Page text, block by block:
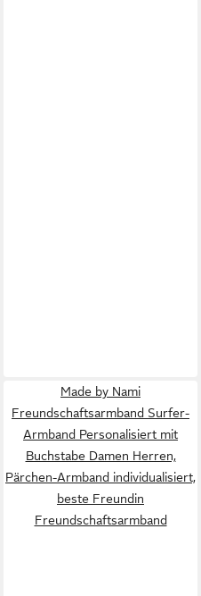
Made by Nami
Freundschaftsarmband Surfer-
Armband Personalisiert mit
Buchstabe Damen Herren,
Pärchen-Armband individualisiert,
beste Freundin
Freundschaftsarmband